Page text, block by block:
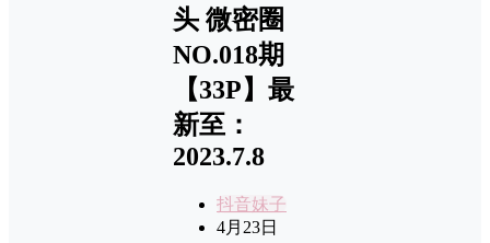
头 微密圈
NO.018期
【33P】最
新至：
2023.7.8
抖音妹子
4月23日